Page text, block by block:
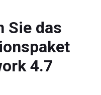
Sie das
4.7